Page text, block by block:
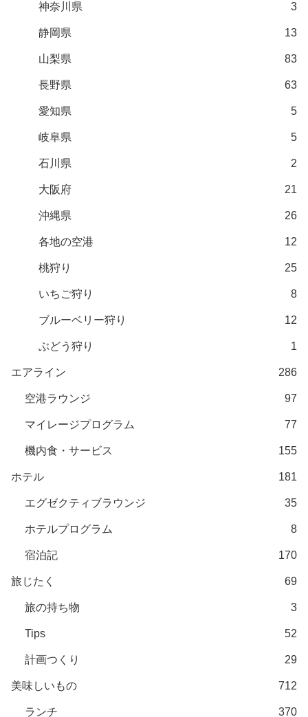
神奈川県 3
静岡県 13
山梨県 83
長野県 63
愛知県 5
岐阜県 5
石川県 2
大阪府 21
沖縄県 26
各地の空港 12
桃狩り 25
いちご狩り 8
ブルーベリー狩り 12
ぶどう狩り 1
エアライン 286
空港ラウンジ 97
マイレージプログラム 77
機内食・サービス 155
ホテル 181
エグゼクティブラウンジ 35
ホテルプログラム 8
宿泊記 170
旅じたく 69
旅の持ち物 3
Tips 52
計画つくり 29
美味しいもの 712
ランチ 370